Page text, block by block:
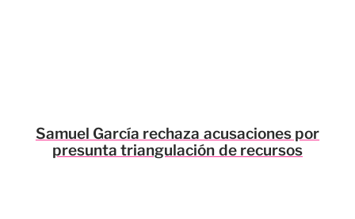
Samuel García rechaza acusaciones por
presunta triangulación de recursos